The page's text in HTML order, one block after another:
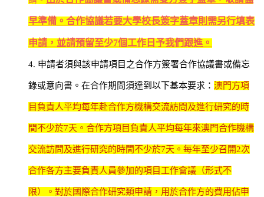
早準備。合作協議若要大學校長簽字蓋章則需另行填表
申請，並請預留至少7個工作日予我們跟進。
4. 申請者須與該申請項目之合作方簽署合作協議書或備忘
錄或意向書。在合作期間須達到以下基本要求： 澳門方項
目負責人平均每年赴合作方機構交流訪問及進行研究的時
間不少於7天。合作方項目負責人平均每年來澳門合作機構
交流訪問及進行研究的時間不少於7天。每年至少召開2次
合作各方主要負責人員參加的項目工作會議（形式不
限）。對於國際合作研究類申請，用於合作方的費用佔申